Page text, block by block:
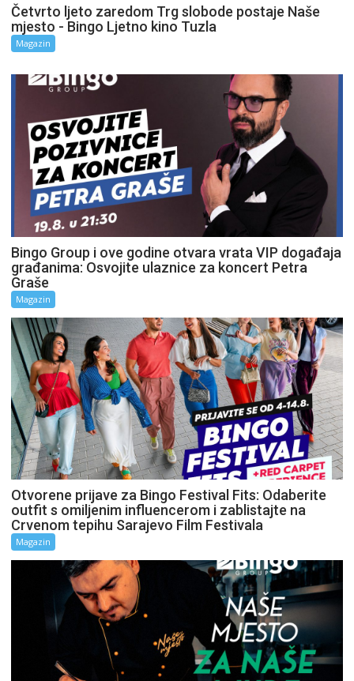
Četvrto ljeto zaredom Trg slobode postaje Naše
mjesto - Bingo Ljetno kino Tuzla
Magazin
Bingo Group i ove godine otvara vrata VIP događaja
građanima: Osvojite ulaznice za koncert Petra
Graše
Magazin
Otvorene prijave za Bingo Festival Fits: Odaberite
outfit s omiljenim influencerom i zablistajte na
Crvenom tepihu Sarajevo Film Festivala
Magazin